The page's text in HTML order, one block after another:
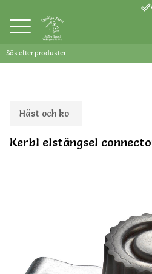
Meny
done_outline
Häst och ko
Kerbl elstängsel